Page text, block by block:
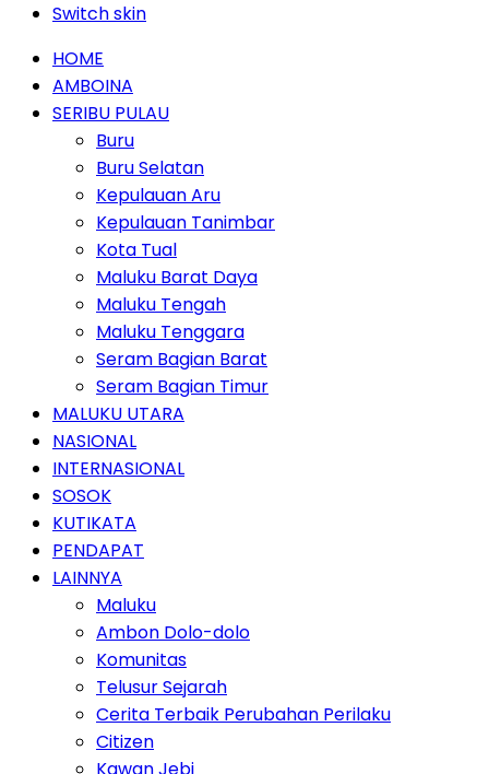
Switch skin
HOME
AMBOINA
SERIBU PULAU
Buru
Buru Selatan
Kepulauan Aru
Kepulauan Tanimbar
Kota Tual
Maluku Barat Daya
Maluku Tengah
Maluku Tenggara
Seram Bagian Barat
Seram Bagian Timur
MALUKU UTARA
NASIONAL
INTERNASIONAL
SOSOK
KUTIKATA
PENDAPAT
LAINNYA
Maluku
Ambon Dolo-dolo
Komunitas
Telusur Sejarah
Cerita Terbaik Perubahan Perilaku
Citizen